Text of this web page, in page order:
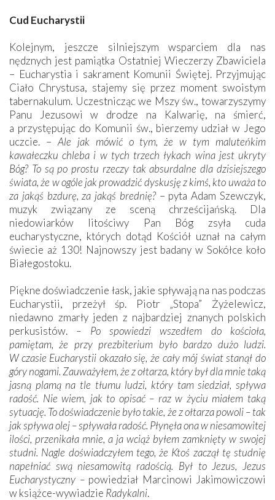
Cud Eucharystii
Kolejnym, jeszcze silniejszym wsparciem dla nas
nędznych jest pamiątka Ostatniej Wieczerzy Zbawiciela
– ­Eucharystia i sakrament Komunii Świętej. Przyjmując
Ciało Chrystusa, stajemy się przez moment swoistym
tabernakulum. Uczestnicząc we Mszy św., towarzyszymy
Panu Jezusowi w drodze na Kalwarię, na śmierć,
a przystępując do Komunii św., bierzemy udział w Jego
uczcie. – Ale jak mówić o tym, że w tym maluteńkim
kawałeczku chleba i w tych trzech łykach wina jest ukryty
Bóg? To są po prostu rzeczy tak absurdalne dla dzisiejszego
świata, że w ogóle jak prowadzić dyskusję z kimś, kto uważa to
za jakąś bzdurę, za jakąś brednię? – pyta Adam Szewczyk,
muzyk związany ze sceną chrześcijańską. Dla
niedowiarków litościwy Pan Bóg zsyła cuda
eucharystyczne, których dotąd Kościół uznał na całym
świecie aż 130! Najnowszy jest badany w Sokółce koło
Białegostoku.
Piękne doświadczenie łask, jakie spływają na nas podczas
Eucharystii, przeżył śp. Piotr „Stopa” Żyżelewicz,
niedawno zmarły jeden z najbardziej znanych polskich
perkusistów. – Po spowiedzi wszedłem do kościoła,
pamiętam, że przy prezbiterium było bardzo dużo ludzi.
W czasie Eucharystii okazało się, że cały mój świat stanął do
góry nogami. Zauważyłem, że z ołtarza, który był dla mnie taką
jasną plamą na tle tłumu ludzi, który tam siedział, spływa
radość. Nie wiem, jak to opisać – raz w życiu miałem taką
sytuację. To doświadczenie było takie, że z ołtarza powoli – tak
jak spływa olej – spływała radość. Płynęła ona w niesamowitej
ilości, przenikała mnie, a ja wciąż byłem zamknięty w swojej
studni. Nagle doświadczyłem tego, że Ktoś zaczął tę studnię
napełniać swą niesamowitą radością. Był to Jezus, Jezus
Eucharystyczny –powiedział Marcinowi Jakimowiczowi
w książce-wywiadzie Radykalni.